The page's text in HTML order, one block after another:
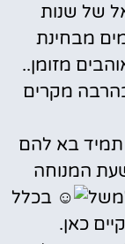
של שנות
מבחינת
מזומן..
מקרים
תמיד בא להם
המנוחה
בכלל
כאן.